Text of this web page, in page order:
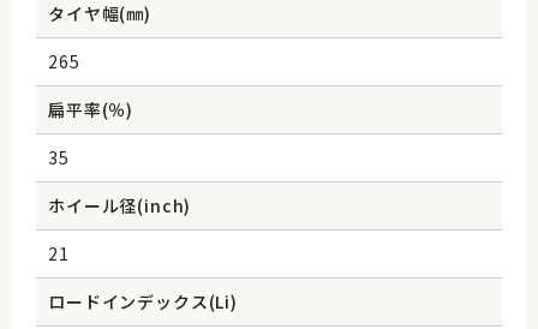
タイヤ幅(㎜)
265
扁平率(％)
35
ホイール径(inch)
21
ロードインデックス(Li)